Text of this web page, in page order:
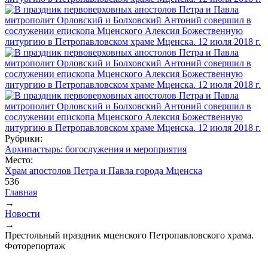
Рубрики:
Архипастырь: богослужения и мероприятия
Место:
Храм апостолов Петра и Павла города Мценска
536
Вы здесь
Главная
→
Новости
→
Престольный праздник мценского Петропавловского храма.
Фоторепортаж